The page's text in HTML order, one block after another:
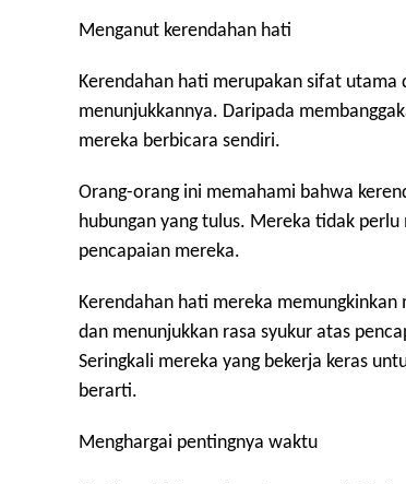
Menganut kerendahan hati
Kerendahan hati merupakan sifat
menunjukkannya. Daripada
mereka berbicara sendiri.
Orang-orang ini memahami bahwa
hubungan yang tulus. Mereka tidak
pencapaian mereka.
Kerendahan hati mereka
dan menunjukkan rasa syukur atas
Seringkali mereka yang bekerja keras
berarti.
Menghargai pentingnya waktu